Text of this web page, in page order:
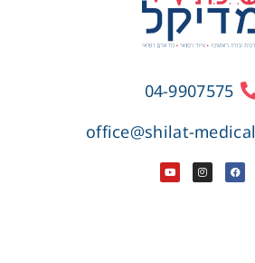
04-9907575
office@shilat-